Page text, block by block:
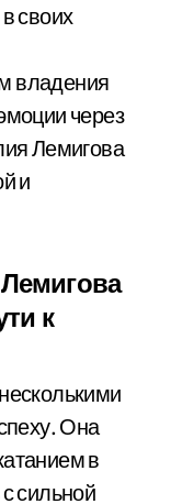
своих
владения
через
Лемигова
и
к
Она
в
сильной